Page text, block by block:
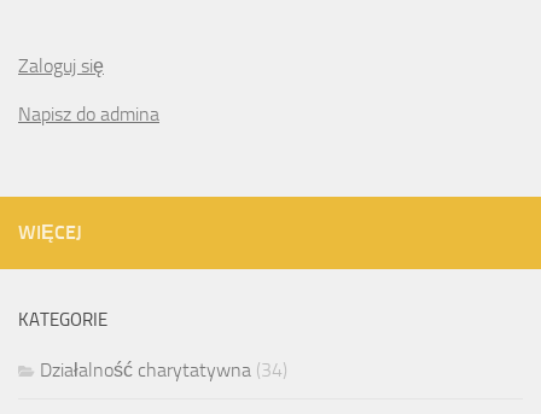
Zaloguj się
Napisz do admina
WIĘCEJ
KATEGORIE
Działalność charytatywna (34)